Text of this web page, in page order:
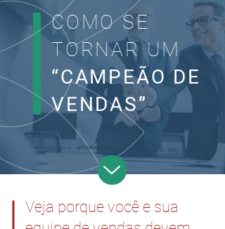
COMO SE
TORNAR UM
“CAMPEÃO DE
VENDAS”
Veja porque você e sua